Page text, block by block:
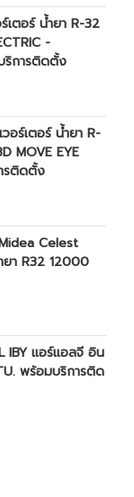
เตอร์ น้ำยา R-32
-
ริการติดตั้ง
อร์เตอร์ น้ำยา R-
MOVE EYE
รติดตั้ง
Celest
ยา R32 12000
IBY แอร์แอลจี อิน
พร้อมบริการติด